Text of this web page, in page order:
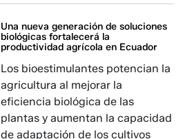
Una nueva generación de soluciones
biológicas fortalecerá la
productividad agrícola en Ecuador
Los bioestimulantes potencian la
agricultura al mejorar la
eficiencia biológica de las
plantas y aumentan la capacidad
de adaptación de los cultivos